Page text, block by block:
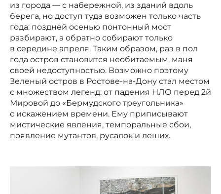
из города — с набережной, из зданий вдоль
берега, но доступ туда возможен только часть
года: поздней осенью понтонный мост
разбирают, а обратно собирают только
в середине апреля. Таким образом, раз в пол
года остров становится необитаемым, маня
своей недоступностью. Возможно поэтому
Зеленый остров в Ростове-на-Дону стал местом
с множеством легенд: от падения НЛО перед 2й
Мировой до «Бермудского треугольника»
с искажением времени. Ему приписывают
мистические явления, темпоральные сбои,
появление мутантов, русалок и леших.